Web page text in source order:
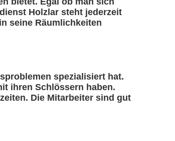
Holzlar steht jederzeit
seine Räumlichkeiten
spezialisiert hat.
ihren Schlössern haben.
Die Mitarbeiter sind gut